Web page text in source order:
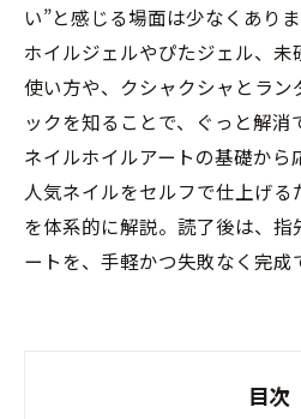
い”と感じる場面は少なくあり
ホイルジェルやぴたジェル、
使い方や、クシャクシャとラン
ックを知ることで、ぐっと解消
ネイルホイルアートの基礎から
人気ネイルをセルフで仕上げ
を体系的に解説。読了後は、
ートを、手軽かつ失敗なく完成
目次